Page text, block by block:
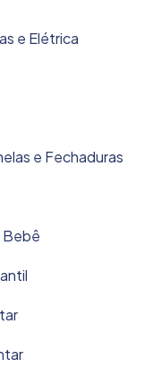
e Elétrica
e Fechaduras